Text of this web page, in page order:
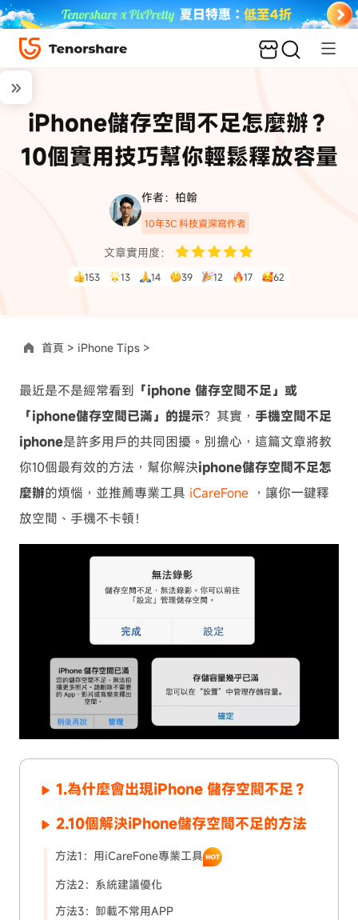
iPhone儲存空間不足怎麼辦？
10個實用技巧幫你輕鬆釋放容量
作者：柏翰
10年3C 科技資深寫作者
文章實用度：
153 13 14 39 12 17 62
首頁 > iPhone Tips >
最近是不是經常看到 「iphone 儲存空間不足」或
「iphone儲存空間已滿」的提示？其實， 手機空間不足
iphone是許多用戶的共同困擾。別擔心，這篇文章將教
你10個最有效的方法，幫你解決iphone儲存空間不足怎
麼辦的煩惱，並推薦專業工具 iCareFone ，讓你一鍵釋
放空間、手機不卡頓！
1.為什麼會出現iPhone 儲存空間不足？
2.10個解決iPhone儲存空間不足的方法
方法1：用iCareFone專業工具
方法2：系統建議優化
方法3：卸載不常用APP